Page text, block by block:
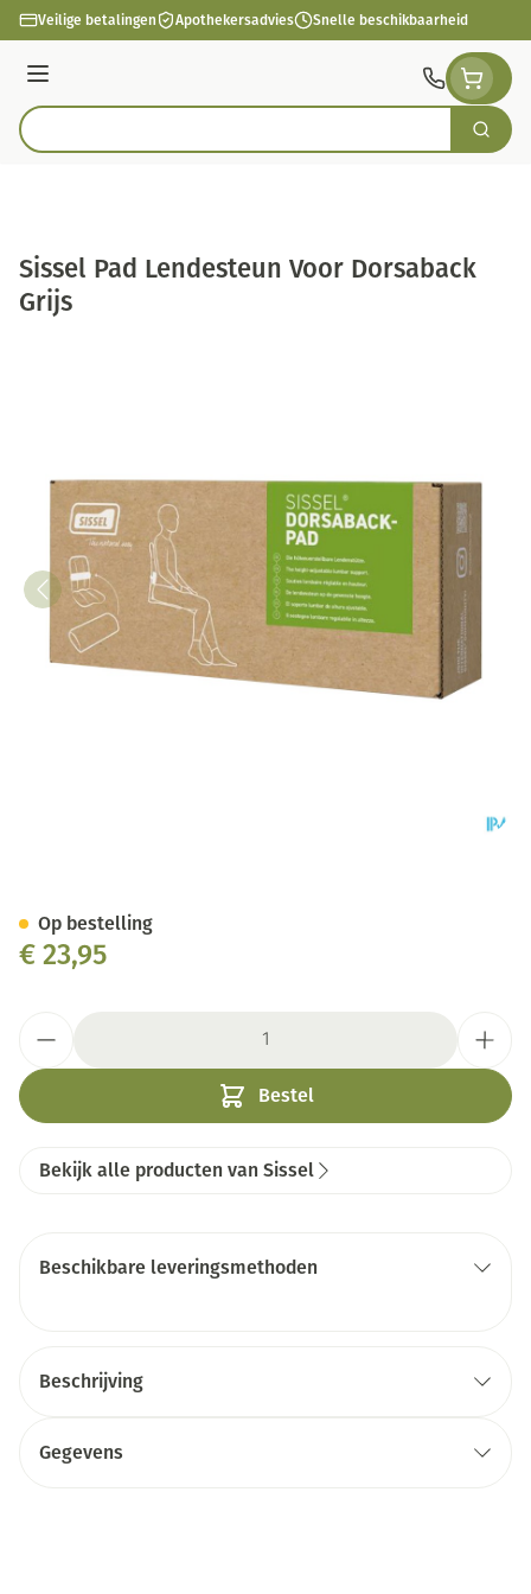
Ga naar de inhoud
Veilige betalingen Apothekersadvies Snelle beschikbaarheid
Menu
Product, merk, categorie... Zoek
Sissel Pad Lendesteun Voor Dorsaback
Grijs
€ 23,95
Bestel
Op bestelling
Bekijk alle producten van Sissel
Beschikbare leveringsmethoden
Beschrijving
Gegevens